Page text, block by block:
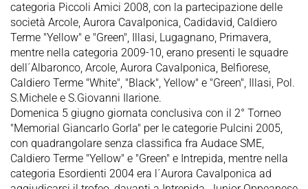
categoria Piccoli Amici 2008, con la partecipazione delle
società Arcole, Aurora Cavalponica, Cadidavid, Caldiero
Terme "Yellow" e "Green", Illasi, Lugagnano, Primavera,
mentre nella categoria 2009-10, erano presenti le squadre
dell´Albaronco, Arcole, Aurora Cavalponica, Belfiorese,
Caldiero Terme "White", "Black", Yellow" e "Green", Illasi, Pol.
S.Michele e S.Giovanni Ilarione.
Domenica 5 giugno giornata conclusiva con il 2° Torneo
"Memorial Giancarlo Gorla" per le categorie Pulcini 2005,
con quadrangolare senza classifica fra Audace SME,
Caldiero Terme "Yellow" e "Green" e Intrepida, mentre nella
categoria Esordienti 2004 era l´Aurora Cavalponica ad